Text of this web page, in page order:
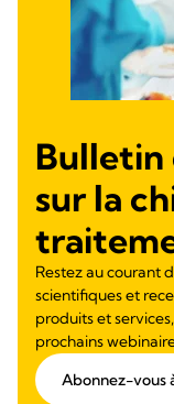
Bulletin
sur la
Restez au courant
scientifiques et
produits et
prochains
Abonnez-vous